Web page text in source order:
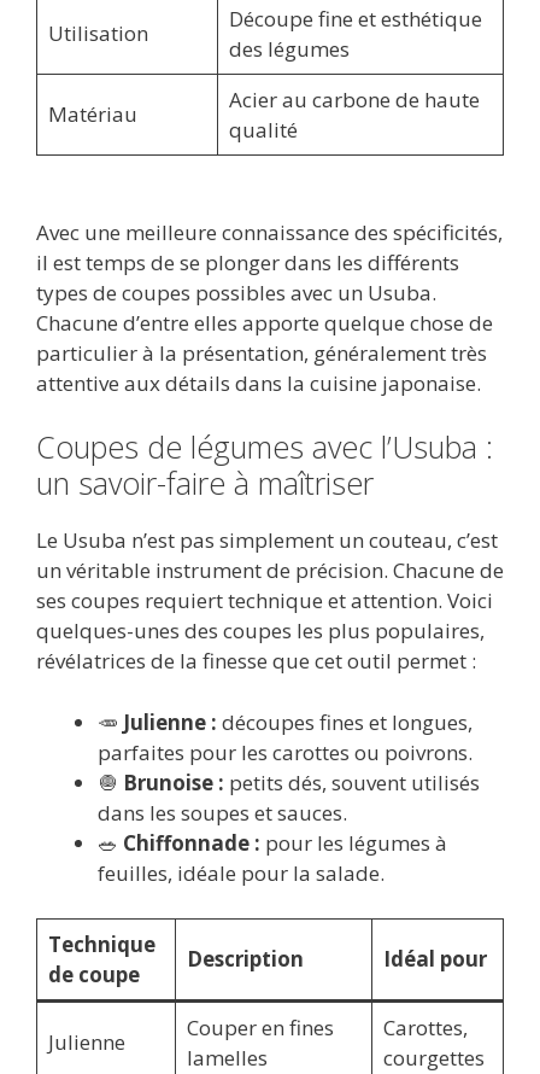
Utilisation
Découpe fine et esthétique
des légumes
Matériau
Acier au carbone de haute
qualité
Avec une meilleure connaissance des spécificités,
il est temps de se plonger dans les différents
types de coupes possibles avec un Usuba.
Chacune d’entre elles apporte quelque chose de
particulier à la présentation, généralement très
attentive aux détails dans la cuisine japonaise.
Coupes de légumes avec l’Usuba :
un savoir-faire à maîtriser
Le Usuba n’est pas simplement un couteau, c’est
un véritable instrument de précision. Chacune de
ses coupes requiert technique et attention. Voici
quelques-unes des coupes les plus populaires,
révélatrices de la finesse que cet outil permet :
🥕 Julienne : découpes fines et longues,
parfaites pour les carottes ou poivrons.
🧅 Brunoise : petits dés, souvent utilisés
dans les soupes et sauces.
🥗 Chiffonnade : pour les légumes à
feuilles, idéale pour la salade.
Technique
de coupe
Description Idéal pour
Julienne
Couper en fines
lamelles
Carottes,
courgettes